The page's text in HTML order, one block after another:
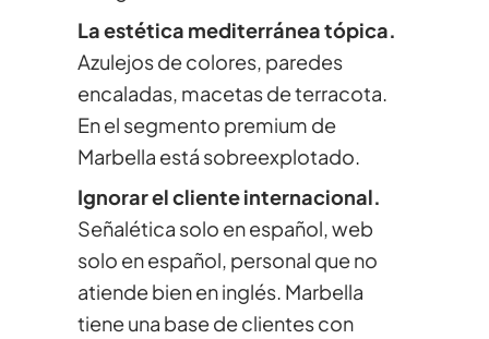
La estética mediterránea tópica.
Azulejos de colores, paredes
encaladas, macetas de terracota.
En el segmento premium de
Marbella está sobreexplotado.
Ignorar el cliente internacional.
Señalética solo en español, web
solo en español, personal que no
atiende bien en inglés. Marbella
tiene una base de clientes con